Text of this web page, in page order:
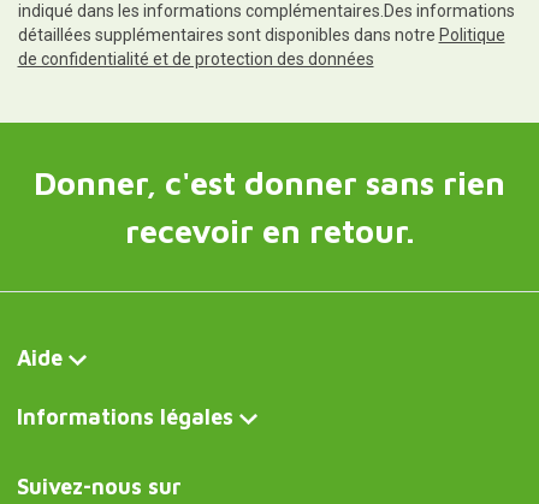
indiqué dans les informations complémentaires.Des informations
détaillées supplémentaires sont disponibles dans notre Politique
de confidentialité et de protection des données
Donner, c'est donner sans rien
recevoir en retour.
Aide
Informations légales
Suivez-nous sur